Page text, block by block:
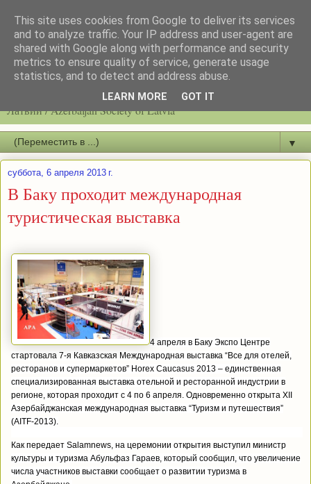
Latvijas azerbaidžāņu biedrību / Общество азербайджанцев
Латвии / Azerbaijan Society of Latvia
▼
суббота, 6 апреля 2013 г.
В Баку пpоходит международная
туристическая выставка
4 апреля в Баку Экспо Центре
стартовала 7-я Кавказская Международная выставка “Все для отелей,
ресторанов и супермаркетов” Horex Caucasus 2013 – единственная
специализированная выставка отельной и ресторанной индустрии в
регионе, которая проходит с 4 по 6 апреля. Одновременно открыта XII
Азербайджанская международная выставка “Туризм и путешествия”
(AITF-2013).
Как передает Salamnews, на церемонии открытия выступил министр
культуры и туризма Абульфаз Гараев, который сообщил, что увеличение
числа участников выставки сообщает о развитии туризма в
This site uses cookies from Google to deliver its services
and to analyze traffic. Your IP address and user-agent are
shared with Google along with performance and security
metrics to ensure quality of service, generate usage
statistics, and to detect and address abuse.
LEARN MORE GOT IT